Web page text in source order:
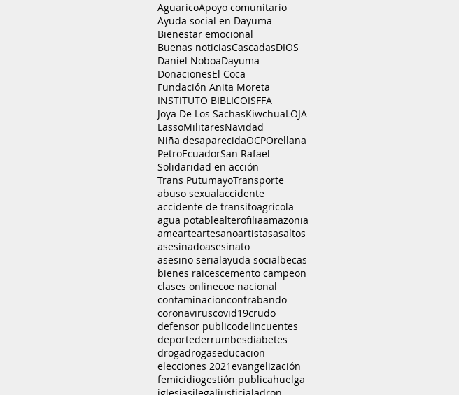
AguaricoApoyo comunitario
Ayuda social en Dayuma
Bienestar emocional
Buenas noticiasCascadasDIOS
Daniel NoboaDayuma
DonacionesEl Coca
Fundación Anita Moreta
INSTITUTO BIBLICOISFFA
Joya De Los SachasKiwchuaLOJA
LassoMilitaresNavidad
Niña desaparecidaOCPOrellana
PetroEcuadorSan Rafael
Solidaridad en acción
Trans PutumayoTransporte
abuso sexualaccidente
accidente de transitoagrícola
agua potablealterofiliaamazonia
amearteartesanoartistasasaltos
asesinadoasesinato
asesino serialayuda socialbecas
bienes raicescemento campeon
clases onlinecoe nacional
contaminacioncontrabando
coronaviruscovid19crudo
defensor publicodelincuentes
deportederrumbesdiabetes
drogadrogaseducacion
elecciones 2021evangelización
femicidiogestión publicahuelga